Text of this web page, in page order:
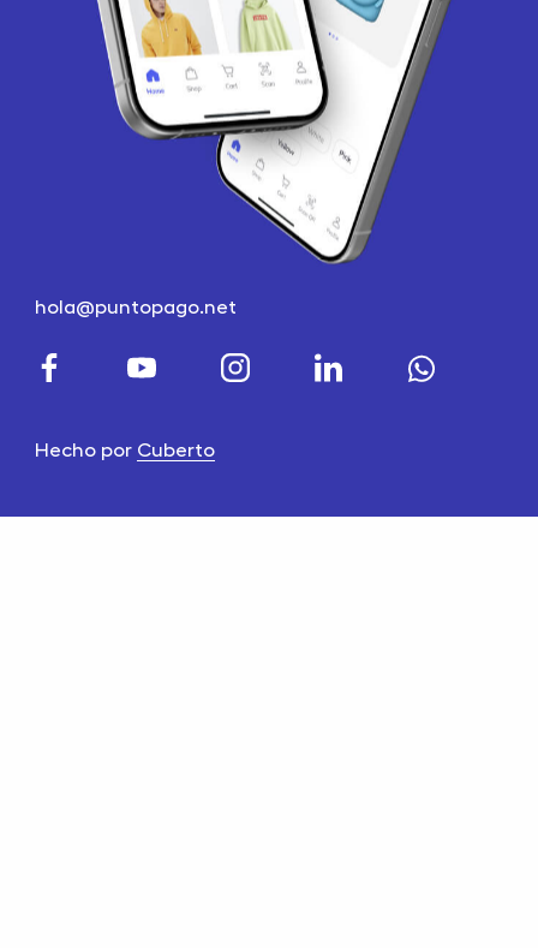
hola@puntopago.net
Hecho por Cuberto